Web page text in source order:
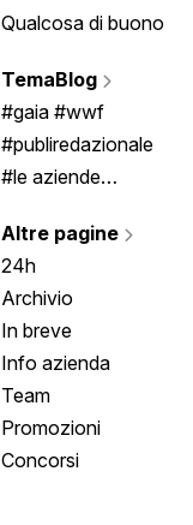
Qualcosa di buono
TemaBlog
#gaia #wwf
#publiredazionale
#le aziende
Altre pagine
24h
Archivio
In breve
Info azienda
Team
Promozioni
Concorsi